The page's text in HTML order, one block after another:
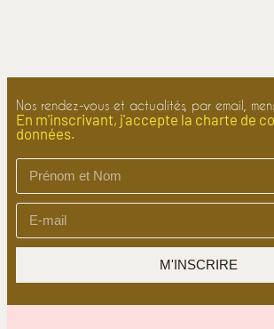
Nos rendez-vous et actualités, par email,
En m'inscrivant, j'accepte la charte de
données.
M'INSCRIRE